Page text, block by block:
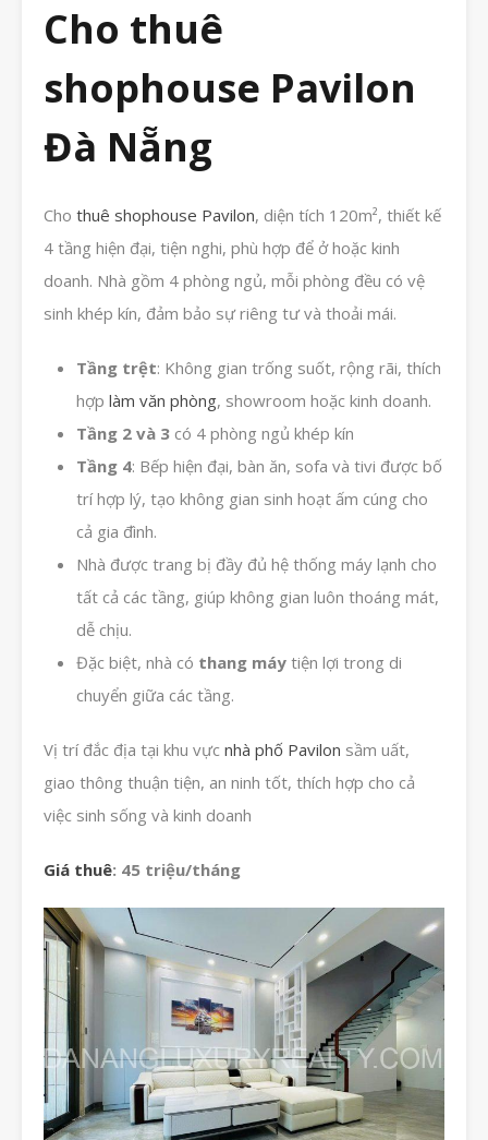
Cho thuê
shophouse Pavilon
Đà Nẵng
Cho thuê shophouse Pavilon, diện tích 120m², thiết kế
4 tầng hiện đại, tiện nghi, phù hợp để ở hoặc kinh
doanh. Nhà gồm 4 phòng ngủ, mỗi phòng đều có vệ
sinh khép kín, đảm bảo sự riêng tư và thoải mái.
Tầng trệt: Không gian trống suốt, rộng rãi, thích
hợp làm văn phòng, showroom hoặc kinh doanh.
Tầng 2 và 3 có 4 phòng ngủ khép kín
Tầng 4: Bếp hiện đại, bàn ăn, sofa và tivi được bố
trí hợp lý, tạo không gian sinh hoạt ấm cúng cho
cả gia đình.
Nhà được trang bị đầy đủ hệ thống máy lạnh cho
tất cả các tầng, giúp không gian luôn thoáng mát,
dễ chịu.
Đặc biệt, nhà có thang máy tiện lợi trong di
chuyển giữa các tầng.
Vị trí đắc địa tại khu vực nhà phố Pavilon sầm uất,
giao thông thuận tiện, an ninh tốt, thích hợp cho cả
việc sinh sống và kinh doanh
Giá thuê: 45 triệu/tháng